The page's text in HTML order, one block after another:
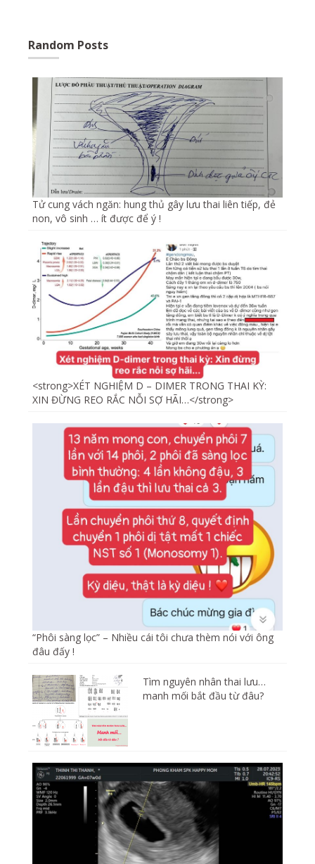
Random Posts
Tử cung vách ngăn: hung thủ gây lưu thai liên tiếp, đẻ
non, vô sinh … ít được để ý !
<strong>XÉT NGHIỆM D – DIMER TRONG THAI KỲ:
XIN ĐỪNG REO RẮC NỖI SỢ HÃI…</strong>
“Phôi sàng lọc” – Nhiều cái tôi chưa thèm nói với ông
đâu đấy !
Tìm nguyên nhân thai lưu…
manh mối bắt đầu từ đâu?